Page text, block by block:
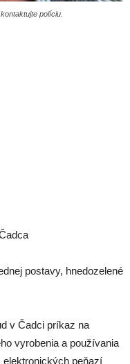
políciu.
postavy, hnedozelené
v Čadci príkaz na
vyrobenia a používania
elektronických peňazí